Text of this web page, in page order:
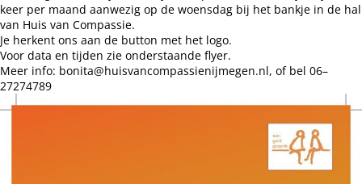
keer per maand aanwezig op de woensdag bij het bankje in de hal
van Huis van Compassie.
Je herkent ons aan de button met het logo.
Voor data en tijden zie onderstaande flyer.
Meer info: bonita@huisvancompassienijmegen.nl, of bel 06–
27274789